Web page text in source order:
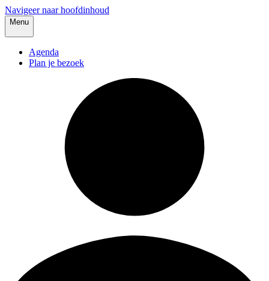
Navigeer naar hoofdinhoud
Menu
Agenda
Plan je bezoek